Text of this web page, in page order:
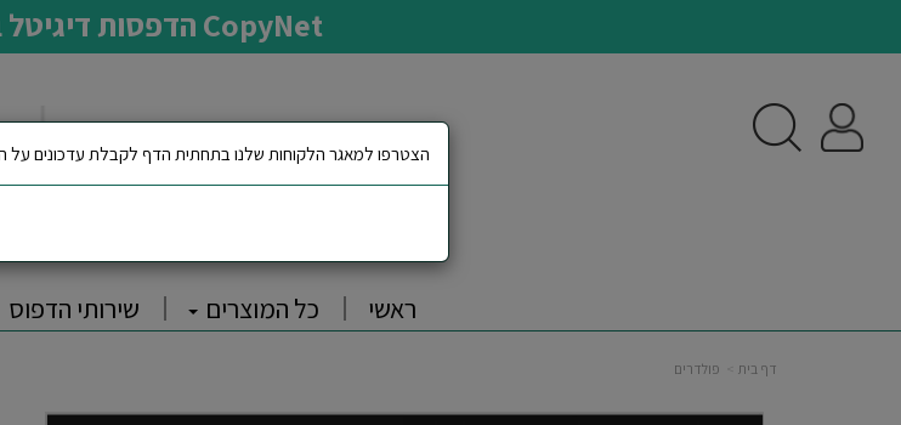
CopyNet הדפסות דיגיטל ברמה אחרת
ראשי כל המוצרים שירותי הדפוס
דף בית פולדרים
הצטרפו למאגר הלקוחות שלנו בתחתית הדף לקבלת עדכונים על